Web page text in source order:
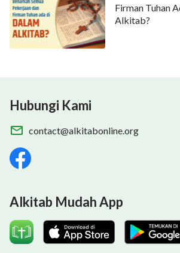
Firman Tuhan
Alkitab?
Hubungi Kami
contact@alkitabonline.org
Alkitab Mudah App